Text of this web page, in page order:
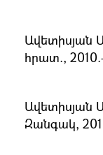
Ավետիսյան
հրատ.,
Ավետիսյան
Զանգակ,